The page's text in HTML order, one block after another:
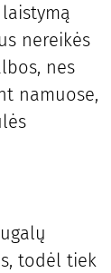
nereikės
nes
namuose,
todėl tiek